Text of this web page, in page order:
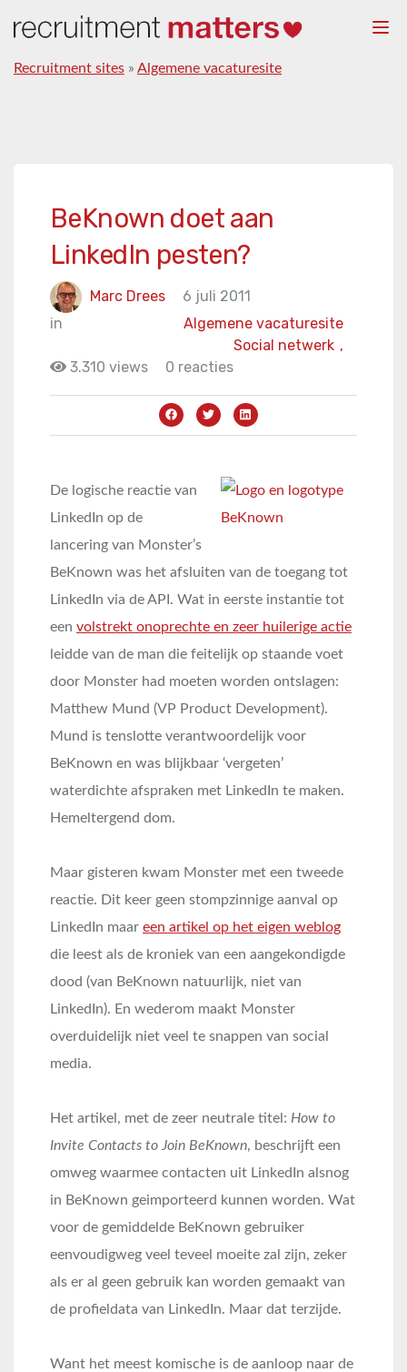
Recruitment sites » Algemene vacaturesite
BeKnown doet aan
LinkedIn pesten?
Marc Drees
6 juli 2011
in
Algemene vacaturesite
Social netwerk ,
3.310 views
0 reacties
De logische reactie van
LinkedIn op de
lancering van Monster’s
BeKnown was het afsluiten van de toegang tot
LinkedIn via de API. Wat in eerste instantie tot
een volstrekt onoprechte en zeer huilerige actie
leidde van de man die feitelijk op staande voet
door Monster had moeten worden ontslagen:
Matthew Mund (VP Product Development).
Mund is tenslotte verantwoordelijk voor
BeKnown en was blijkbaar ‘vergeten’
waterdichte afspraken met LinkedIn te maken.
Hemeltergend dom.
Maar gisteren kwam Monster met een tweede
reactie. Dit keer geen stompzinnige aanval op
LinkedIn maar een artikel op het eigen weblog
die leest als de kroniek van een aangekondigde
dood (van BeKnown natuurlijk, niet van
LinkedIn). En wederom maakt Monster
overduidelijk niet veel te snappen van social
media.
Het artikel, met de zeer neutrale titel: How to
Invite Contacts to Join BeKnown, beschrijft een
omweg waarmee contacten uit LinkedIn alsnog
in BeKnown geimporteerd kunnen worden. Wat
voor de gemiddelde BeKnown gebruiker
eenvoudigweg veel teveel moeite zal zijn, zeker
als er al geen gebruik kan worden gemaakt van
de profieldata van LinkedIn. Maar dat terzijde.
Want het meest komische is de aanloop naar de